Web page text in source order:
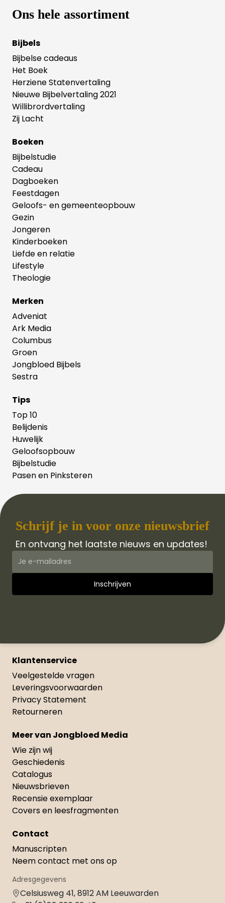
Ons hele assortiment
Bijbels
Bijbelse cadeaus
Het Boek
Herziene Statenvertaling
Nieuwe Bijbelvertaling 2021
Willibrordvertaling
Zij Lacht
Boeken
Bijbelstudie
Cadeau
Dagboeken
Feestdagen
Geloofs- en gemeenteopbouw
Gezin
Jongeren
Kinderboeken
Liefde en relatie
Lifestyle
Theologie
Merken
Adveniat
Ark Media
Columbus
Groen
Jongbloed Bijbels
Sestra
Tips
Top 10
Belijdenis
Huwelijk
Geloofsopbouw
Bijbelstudie
Pasen en Pinksteren
Schrijf je in voor onze nieuwsbrief
En ontvang het laatste nieuws en updates!
Klantenservice
Veelgestelde vragen
Leveringsvoorwaarden
Privacy Statement
Retourneren
Meer van Jongbloed Media
Wie zijn wij
Geschiedenis
Catalogus
Nieuwsbrieven
Recensie exemplaar
Covers en leesfragmenten
Contact
Manuscripten
Neem contact met ons op
Adresgegevens
Celsiusweg 41, 8912 AM Leeuwarden